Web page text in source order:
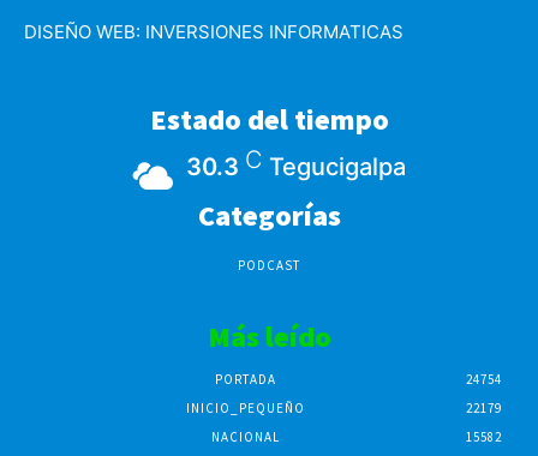
DISEÑO WEB: INVERSIONES INFORMATICAS
Estado del tiempo
30.3 C Tegucigalpa
Categorías
PODCAST
Más leído
PORTADA
24754
INICIO_PEQUEÑO
22179
NACIONAL
15582